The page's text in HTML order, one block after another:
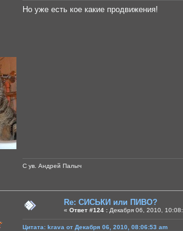
Но уже есть кое какие продвижения!
С ув. Андрей Палыч
Re: СИСЬКИ или ПИВО?
« Ответ #124 : Декабря 06, 2010,
Цитата: krava от Декабря 06, 2010, 08:06:53 am